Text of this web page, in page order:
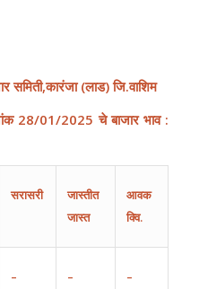
समिती,कारंजा(लाड)जि.वाशिम
28/01/2025 चे बाजार भाव:
सरासरी
जास्तीत
जास्त
आवक
क्वि.
– – –